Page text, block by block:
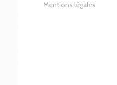
Mentions légales